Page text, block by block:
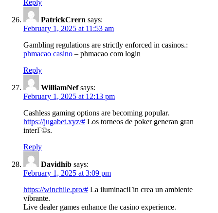
Reply
PatrickCrern says:
February 1, 2025 at 11:53 am
Gambling regulations are strictly enforced in casinos.:
phmacao casino – phmacao com login
Reply
WilliamNef says:
February 1, 2025 at 12:13 pm
Cashless gaming options are becoming popular.
https://jugabet.xyz/# Los torneos de poker generan gran
interГ©s.
Reply
Davidhib says:
February 1, 2025 at 3:09 pm
https://winchile.pro/# La iluminaciГіn crea un ambiente
vibrante.
Live dealer games enhance the casino experience.